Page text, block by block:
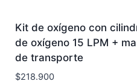
Kit de oxígeno con
de oxígeno 15 LPM +
de transporte
$218.900